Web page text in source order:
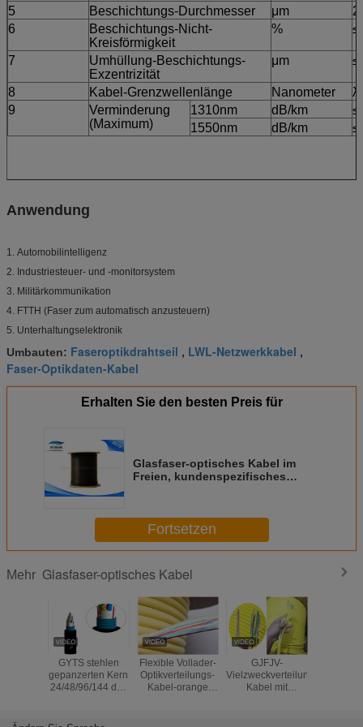
5
Beschichtungs-Durchmesser μm
6
Beschichtungs-Nicht-
Kreisförmigkeit
%
7
Umhüllung-Beschichtungs-
Exzentrizität
μm
8 Kabel-Grenzwellenlänge Nanometer
9
Verminderung
(Maximum)
1310nm dB/km
1550nm
dB/km
Anwendung
1. Automobilintelligenz
2. Industriesteuer- und -monitorsystem
3. Militärkommunikation
4. FTTH (Faser zum automatisch anzusteuern)
5. Unterhaltungselektronik
Umbauten: Faseroptikdrahtseil , LWL-Netzwerkkabel ,
Faser-Optikdaten-Kabel
Erhalten Sie den besten Preis für
Glasfaser-optisches Kabel im
Freien, kundenspezifisches
Fortsetzen
Mehr Glasfaser-optisches Kabel
GYTS stehlen
gepanzerten Kern
24/48/96/144 des
Flexible Vollader-
Optikverteilungs-
Kabel-orange
GJFJV-
Vielzweckverteilungs-
Kabel mit